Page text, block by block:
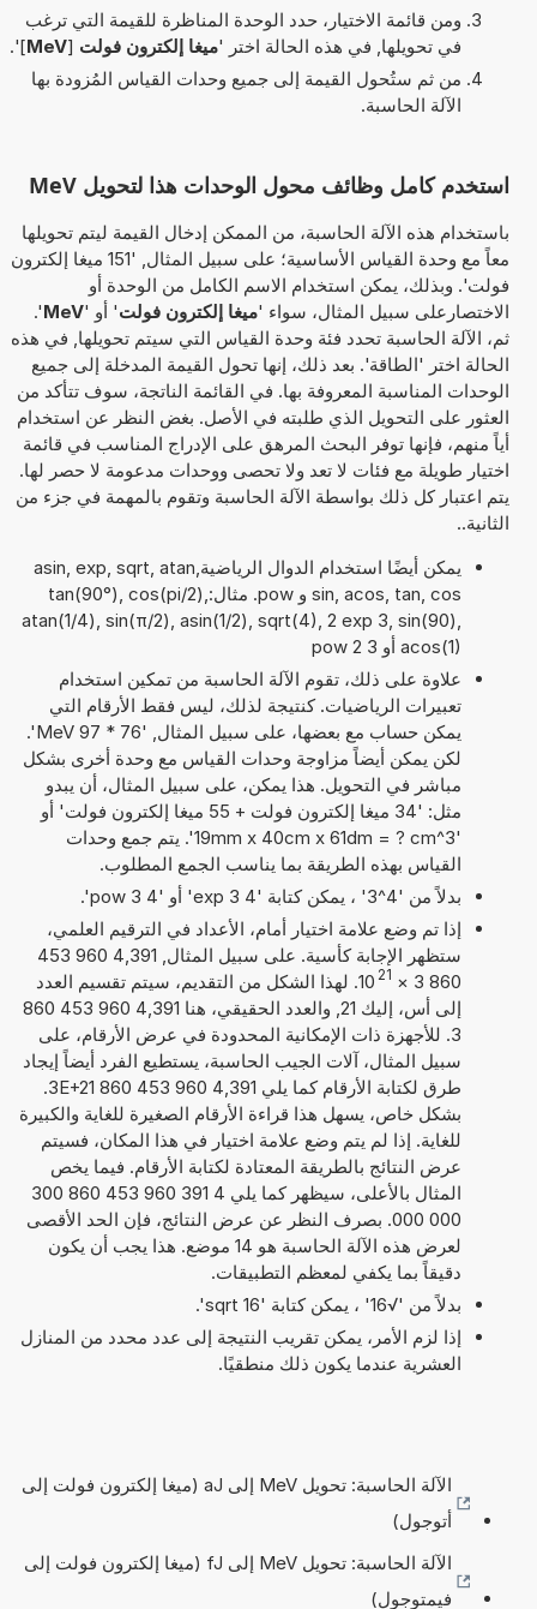
ومن قائمة الاختيار، حدد الوحدة المناظرة للقيمة التي ترغب
في تحويلها, في هذه الحالة اختر 'ميغا إلكترون فولت [
MeV
]'.
من ثم ستُحول القيمة إلى جميع وحدات القياس المُزودة بها
الآلة الحاسبة.
استخدم كامل وظائف محول الوحدات هذا لتحويل MeV
باستخدام هذه الآلة الحاسبة، من الممكن إدخال القيمة ليتم تحويلها
معاً مع وحدة القياس الأساسية؛ على سبيل المثال, '151 ميغا إلكترون
فولت'. وبذلك، يمكن استخدام الاسم الكامل من الوحدة أو
الاختصارعلى سبيل المثال، سواء 'ميغا إلكترون فولت' أو 'MeV
'.
ثم، الآلة الحاسبة تحدد فئة وحدة القياس التي سيتم تحويلها, في هذه
الحالة اختر 'الطاقة'. بعد ذلك، إنها تحول القيمة المدخلة إلى جميع
الوحدات المناسبة المعروفة بها. في القائمة الناتجة، سوف تتأكد من
العثور على التحويل الذي طلبته في الأصل. بغض النظر عن استخدام
أياً منهم، فإنها توفر البحث المرهق على الإدراج المناسب في قائمة
اختيار طويلة مع فئات لا تعد ولا تحصى ووحدات مدعومة لا حصر لها.
يتم اعتبار كل ذلك بواسطة الآلة الحاسبة وتقوم بالمهمة في جزء من
الثانية..
يمكن أيضًا استخدام الدوال الرياضيةasin, exp, sqrt, atan,
sin, acos, tan, cos و pow. مثال:tan(90°), cos(pi/2),
atan(1/4), sin(π/2), asin(1/2), sqrt(4), 2 exp 3, sin(90),
acos(1) أو 3 pow 2
علاوة على ذلك، تقوم الآلة الحاسبة من تمكين استخدام
تعبيرات الرياضيات. كنتيجة لذلك، ليس فقط الأرقام التي
يمكن حساب مع بعضها، على سبيل المثال, '76 * 97 MeV'.
لكن يمكن أيضاً مزاوجة وحدات القياس مع وحدة أخرى بشكل
مباشر في التحويل. هذا يمكن، على سبيل المثال، أن يبدو
مثل: '34 ميغا إلكترون فولت + 55 ميغا إلكترون فولت' أو
'19mm x 40cm x 61dm = ? cm^3'. يتم جمع وحدات
القياس بهذه الطريقة بما يناسب الجمع المطلوب.
بدلاً من '4^3' ، يمكن كتابة '4 exp 3' أو '4 pow 3'.
إذا تم وضع علامة اختيار أمام، الأعداد في الترقيم العلمي،
ستظهر الإجابة كأسية. على سبيل المثال, 4,391 960 453
860 3
×
10 21
. لهذا الشكل من التقديم، سيتم تقسيم العدد
إلى أس، إليك 21, والعدد الحقيقي، هنا 4,391 960 453 860
3. للأجهزة ذات الإمكانية المحدودة في عرض الأرقام، على
سبيل المثال، آلات الجيب الحاسبة، يستطيع الفرد أيضاً إيجاد
طرق لكتابة الأرقام كما يلي 4,391 960 453 860 3E+21.
بشكل خاص، يسهل هذا قراءة الأرقام الصغيرة للغاية والكبيرة
للغاية. إذا لم يتم وضع علامة اختيار في هذا المكان، فسيتم
عرض النتائج بالطريقة المعتادة لكتابة الأرقام. فيما يخص
المثال بالأعلى، سيظهر كما يلي 4 391 960 453 860 300
000 000. بصرف النظر عن عرض النتائج، فإن الحد الأقصى
لعرض هذه الآلة الحاسبة هو 14 موضع. هذا يجب أن يكون
دقيقاً بما يكفي لمعظم التطبيقات.
بدلاً من '√16' ، يمكن كتابة 'sqrt 16'.
إذا لزم الأمر، يمكن تقريب النتيجة إلى عدد محدد من المنازل
العشرية عندما يكون ذلك منطقيًا.
الآلة الحاسبة: تحويل MeV إلى aJ (ميغا إلكترون فولت إلى
أتوجول)
الآلة الحاسبة: تحويل MeV إلى fJ (ميغا إلكترون فولت إلى
فيمتوجول)